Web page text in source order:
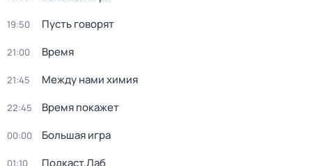
19:50 Пусть говорят
21:00 Время
21:45 Между нами химия
22:45 Время покажет
00:00 Большая игра
01:10 Подкаст.Лаб